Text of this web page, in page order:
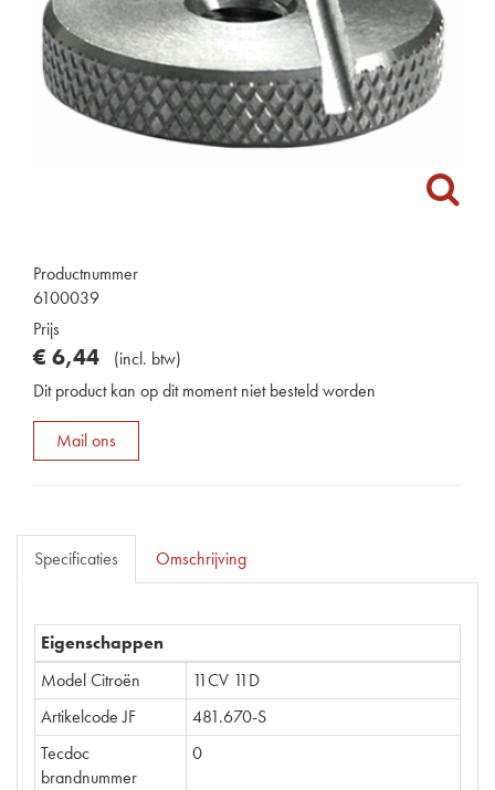
Productnummer
6100039
Prijs
€ 6,44 (incl. btw)
Dit product kan op dit moment niet besteld worden
Mail ons
Specificaties Omschrijving
Eigenschappen
Model Citroën
11CV 11D
Artikelcode JF
481.670-S
Tecdoc
brandnummer
0